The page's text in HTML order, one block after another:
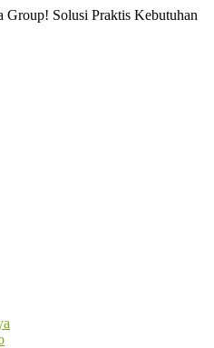
Group! Solusi Praktis Kebutuhan